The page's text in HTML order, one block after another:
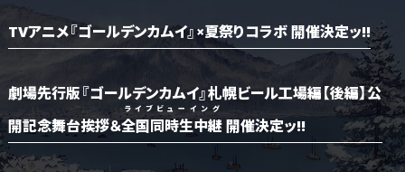
TVアニメ『ゴールデンカムイ』×夏祭りコラボ 開催決定ッ!!
劇場先行版『ゴールデンカムイ』札幌ビール工場編【後編】公
開記念舞台挨拶＆全国同時生中継
ライブビューイング
開催決定ッ!!